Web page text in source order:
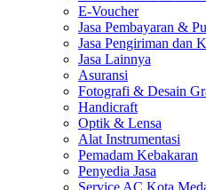
E-Voucher
Jasa Pembayaran &
Jasa Pengiriman dan
Jasa Lainnya
Asuransi
Fotografi & Desain
Handicraft
Optik & Lensa
Alat Instrumentasi
Pemadam Kebakaran
Penyedia Jasa
Service AC Kota